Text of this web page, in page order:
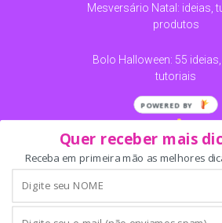
Mesversário Natal: ideias,
produtos
Bolo Halloween: 55
tutoriais
Redes
SEARCH
Quer receber mais
Receba em primeira mão as melhores